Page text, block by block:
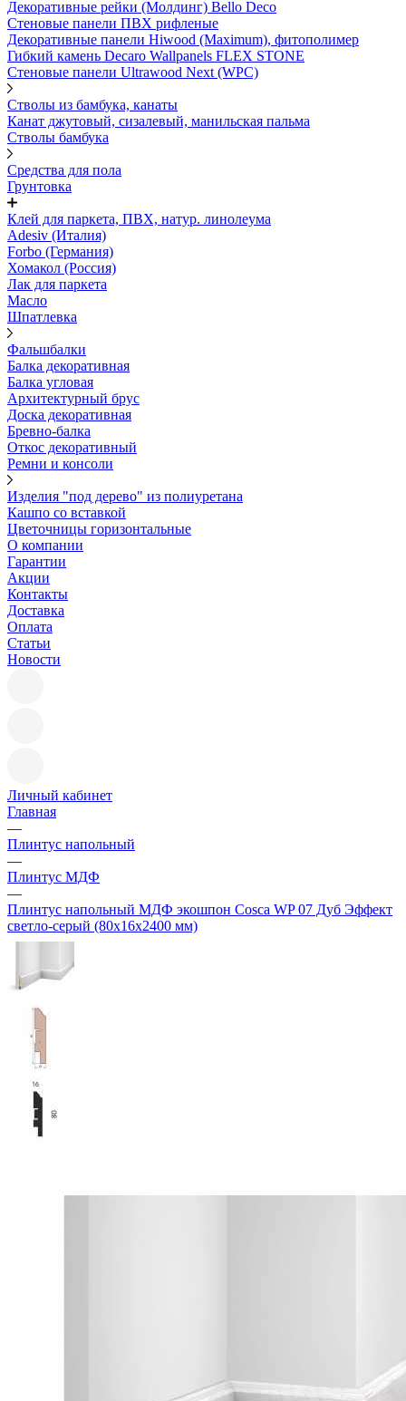
Декоративные рейки (Молдинг) Bello Deco
Стеновые панели ПВХ рифленые
Декоративные панели Hiwood (Maximum), фитополимер
Гибкий камень Decaro Wallpanels FLEX STONE
Стеновые панели Ultrawood Next (WPC)
Стволы из бамбука, канаты
Канат джутовый, сизалевый, манильская пальма
Стволы бамбука
Средства для пола
Грунтовка
Клей для паркета, ПВХ, натур. линолеума
Adesiv (Италия)
Forbo (Германия)
Хомакол (Россия)
Лак для паркета
Масло
Шпатлевка
Фальшбалки
Балка декоративная
Балка угловая
Архитектурный брус
Доска декоративная
Бревно-балка
Откос декоративный
Ремни и консоли
Изделия "под дерево" из полиуретана
Кашпо со вставкой
Цветочницы горизонтальные
О компании
Гарантии
Акции
Контакты
Доставка
Оплата
Статьи
Новости
Личный кабинет
Главная
—
Плинтус напольный
—
Плинтус МДФ
—
Плинтус напольный МДФ экошпон Cosca WP 07 Дуб Эффект
светло-серый (80х16х2400 мм)